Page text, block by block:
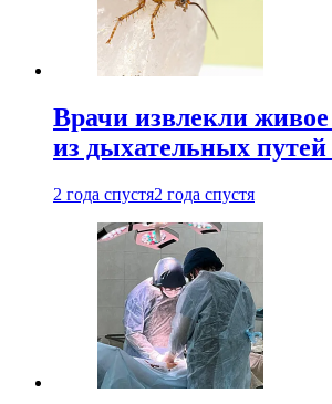
Врачи извлекли
из дыхательных
2 года спустя2 года спустя